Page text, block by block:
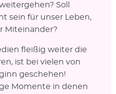
Soll
sein für unser Leben,
Miteinander?
fleißig weiter die
ist bei vielen von
geschehen!
Momente in denen